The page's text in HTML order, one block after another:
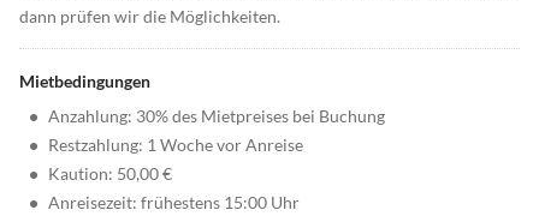
dann prüfen wir die Möglichkeiten.
Mietbedingungen
• Anzahlung: 30% des Mietpreises bei Buchung
• Restzahlung: 1 Woche vor Anreise
• Kaution: 50,00 €
• Anreisezeit: frühestens 15:00 Uhr